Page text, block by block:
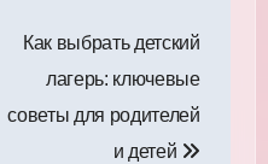
Как выбрать детский
лагерь: ключевые
советы для родителей
и детей